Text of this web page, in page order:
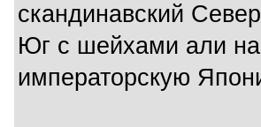
скандинавский
Юг с шейхами али на
императорскую